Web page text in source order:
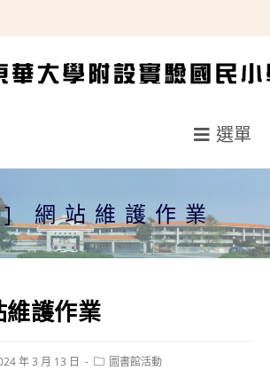
選單
網站維護作業
護作業
年 3 月 13 日
Post圖書館活動